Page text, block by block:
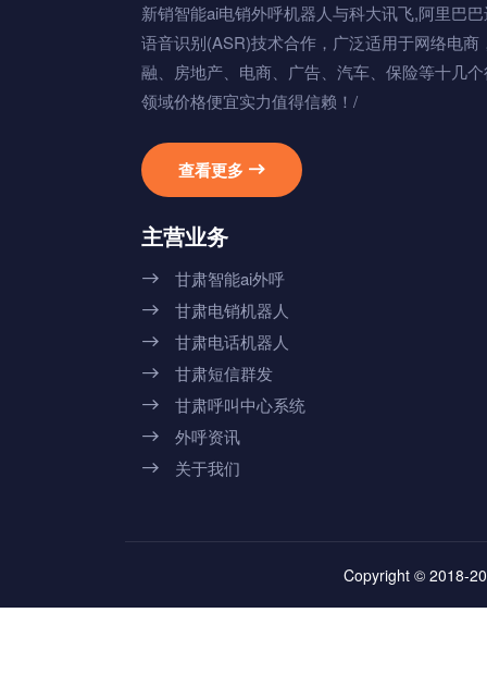
新销智能ai电销外呼机器人与科大讯飞,阿里巴
语音识别(ASR)技术合作，广泛适用于网络电商
融、房地产、电商、广告、汽车、保险等十几
领域价格便宜实力值得信赖！/
查看更多 
主营业务
 甘肃智能ai外呼
 甘肃电销机器人
 甘肃电话机器人
 甘肃短信群发
 甘肃呼叫中心系统
 外呼资讯
 关于我们
Copyright © 2018-